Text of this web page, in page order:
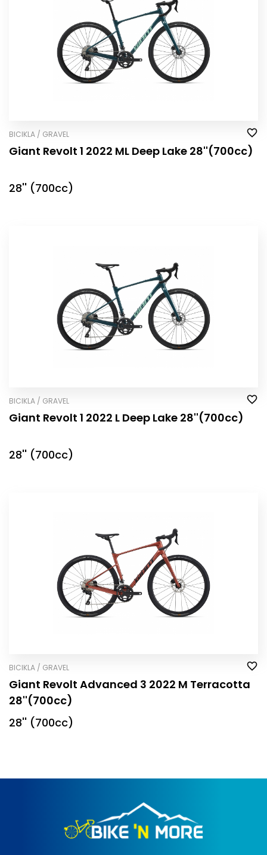
BICIKLA / GRAVEL
Giant Revolt 1 2022 ML Deep Lake 28''(700cc)
28'' (700cc)
BICIKLA / GRAVEL
Giant Revolt 1 2022 L Deep Lake 28''(700cc)
28'' (700cc)
BICIKLA / GRAVEL
Giant Revolt Advanced 3 2022 M Terracotta
28''(700cc)
28'' (700cc)